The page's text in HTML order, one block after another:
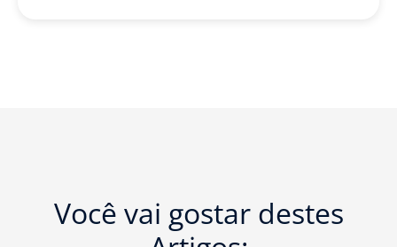
Você vai gostar destes